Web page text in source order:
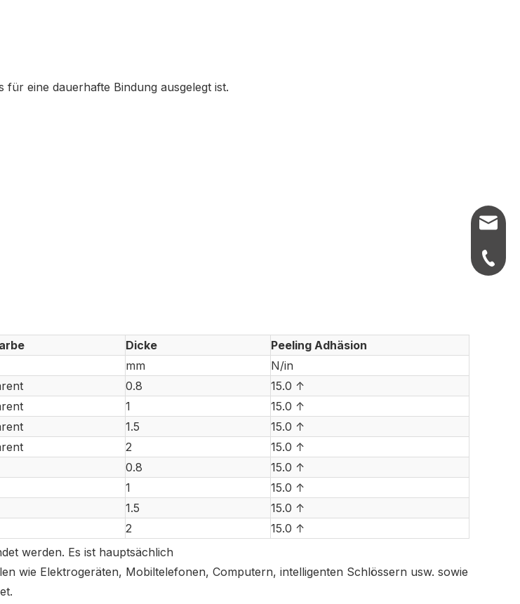
eine dauerhafte Bindung ausgelegt ist.
Dicke
Peeling Adhäsion
mm
N/in
0.8
15.0 ↑
1
15.0 ↑
1.5
15.0 ↑
2
15.0 ↑
0.8
15.0 ↑
1
15.0 ↑
1.5
15.0 ↑
2
15.0 ↑
werden. Es ist hauptsächlich
wie Elektrogeräten, Mobiltelefonen, Computern, intelligenten Schlössern usw. sowie
+86-